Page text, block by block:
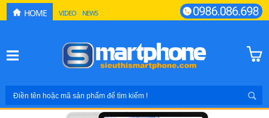
HOME VIDEO NEWS